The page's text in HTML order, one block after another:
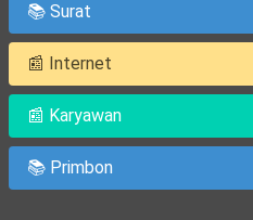
📚 Surat
📰 Internet
📰 Karyawan
📚 Primbon